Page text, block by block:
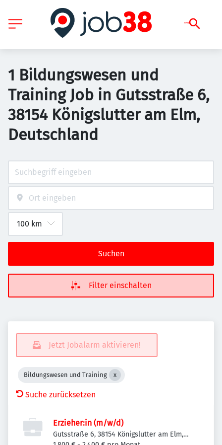
1 Bildungswesen und
Training Job in Gutsstraße 6,
38154 Königslutter am Elm,
Deutschland
Suchen
Filter einschalten
Jetzt Jobalarm aktivieren!
Bildungswesen und Training
Suche zurücksetzen
Erzieher:in (m/w/d)
Gutsstraße 6, 38154 Königslutter am Elm,